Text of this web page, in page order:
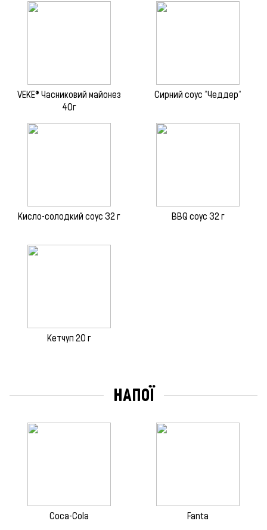
VEKE® Часниковий майонез
40г
Сирний соус "Чеддер"
Кисло-солодкий соус 32 г BBQ соус 32 г
Кетчуп 20 г
НАПОЇ
Coca-Cola Fanta